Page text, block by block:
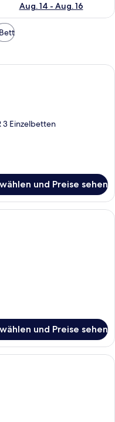
Aug. 14 - Aug. 16
mit Bett,
3 Einzelbetten
und Preise sehen
oder Zweibettzimmer |
und Preise sehen
mit einem Bett,